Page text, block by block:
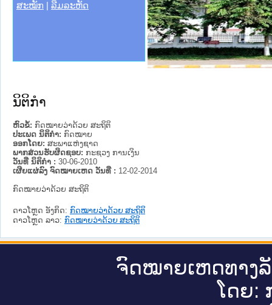
ສະໝັກ ລືມລະຫັດ
າຊົນ ພາກເໜືອ
ການ
ກາງ
ໃຕ້
ຕຳຫຼວດປະຊາຊົນ
ສັນຕິບານປະຊາຊົນ
ກເໜືອ
າຊົນ ພາກກາງ
ນິຕິກໍາ
ຫົວຂໍ້: ກົດ​ໝາຍວ່າ​ດ້ວຍ ສະ​ຖິ​ຕິ
ປະເພດ ນິຕິກໍາ: ກົດໝາຍ
ອອກໂດຍ: ສະພາແຫ່ງຊາດ
ພາກສ່ວນຮັບຜິດຊອບ: ກະຊວງ ການເງິນ
ວັນທີ່ ນິຕິກໍາ : 30-06-2010
ເຜີຍແຜ່ລົງ ຈົດໝາຍເຫດ ວັນທີ່ : 12-02-2014
ກົດ​ໝາຍວ່າ​ດ້ວຍ ສະ​ຖິ​ຕິ
ດາວໂຫຼດ ອັງກິດ: ກົດ​ໝາຍວ່າ​ດ້ວຍ ສະ​ຖິ​ຕິ
ດາວໂຫຼດ ລາວ: ກົດ​ໝາຍວ່າ​ດ້ວຍ ສະ​ຖິ​ຕິ
ຈົດ​ໝາຍ​ເຫດ​ທາງ​
ໂດຍ: